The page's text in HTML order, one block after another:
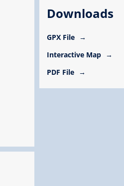
Downloads
GPX File
Interactive Map
PDF File